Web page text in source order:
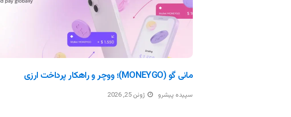
مانی گو (MONEYGO)؛ ووچر و راهکار پرداخت ارزی
سپیده پیشرو ژوئن 25, 2026